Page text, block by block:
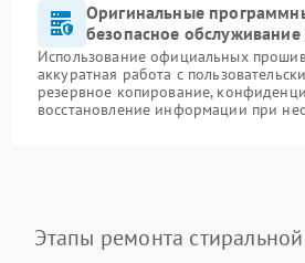
Оригинальные
безопасное
Использование официальных
аккуратная работа с
резервное копирование,
восстановление информации при
Этапы ремонта